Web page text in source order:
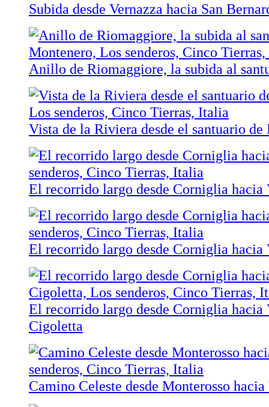
Subida desde Vernazza hacia San
Anillo de Riomaggiore, la subida al
Vista de la Riviera desde el santuario de
El recorrido largo desde Corniglia hacia
El recorrido largo desde Corniglia hacia
El recorrido largo desde Corniglia hacia
Cigoletta
Camino Celeste desde Monterosso hacia